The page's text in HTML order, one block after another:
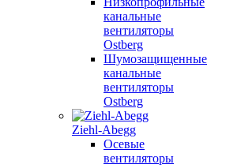
канальные
вентиляторы
Ostberg
Шумозащищенные
канальные
вентиляторы
Ostberg
Ziehl-Abegg
Осевые
вентиляторы